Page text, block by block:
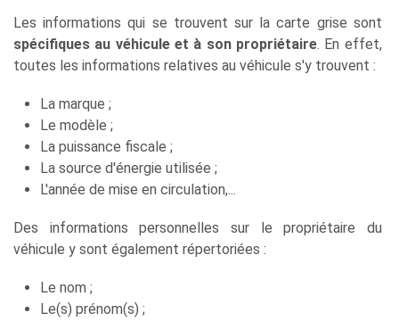
Les informations qui se trouvent sur la carte grise sont
spécifiques au véhicule et à son propriétaire. En effet,
toutes les informations relatives au véhicule s'y trouvent :
La marque ;
Le modèle ;
La puissance fiscale ;
La source d'énergie utilisée ;
L'année de mise en circulation,...
Des informations personnelles sur le propriétaire du
véhicule y sont également répertoriées :
Le nom ;
Le(s) prénom(s) ;